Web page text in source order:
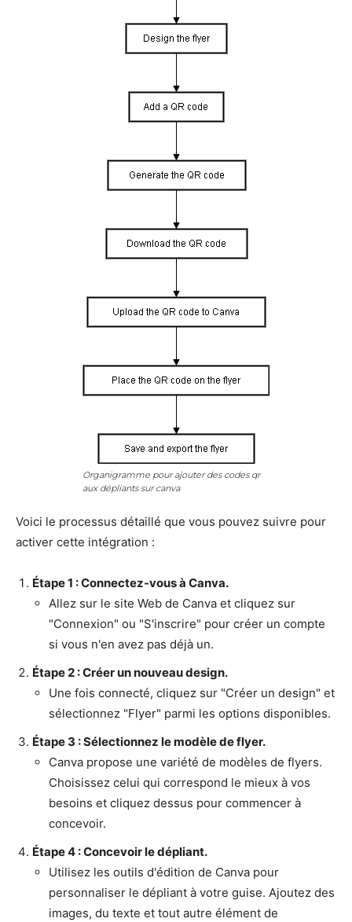
Organigramme pour ajouter des codes qr
aux dépliants sur canva
Voici le processus détaillé que vous pouvez suivre pour
activer cette intégration :
Étape 1 : Connectez-vous à Canva.
Allez sur le site Web de Canva et cliquez sur
"Connexion" ou "S'inscrire" pour créer un compte
si vous n'en avez pas déjà un.
Étape 2 : Créer un nouveau design.
Une fois connecté, cliquez sur "Créer un design" et
sélectionnez "Flyer" parmi les options disponibles.
Étape 3 : Sélectionnez le modèle de flyer.
Canva propose une variété de modèles de flyers.
Choisissez celui qui correspond le mieux à vos
besoins et cliquez dessus pour commencer à
concevoir.
Étape 4 : Concevoir le dépliant.
Utilisez les outils d'édition de Canva pour
personnaliser le dépliant à votre guise. Ajoutez des
images, du texte et tout autre élément de